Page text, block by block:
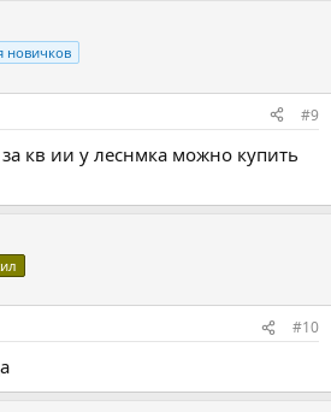
новичков
#9
кв ии у леснмка можно купить
#10